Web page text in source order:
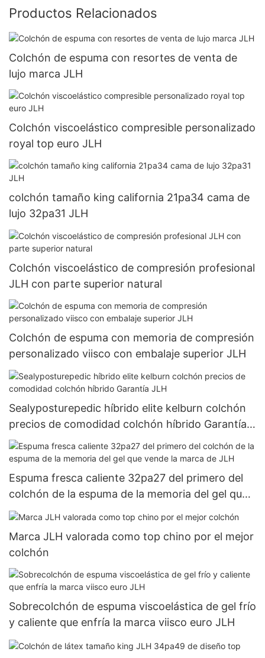
Productos Relacionados
Colchón de espuma con resortes de venta de
lujo marca JLH
Colchón viscoelástico compresible personalizado
royal top euro JLH
colchón tamaño king california 21pa34 cama de
lujo 32pa31 JLH
Colchón viscoelástico de compresión profesional
JLH con parte superior natural
Colchón de espuma con memoria de compresión
personalizado viisco con embalaje superior JLH
Sealyposturepedic híbrido elite kelburn colchón
precios de comodidad colchón híbrido Garantía
JLH
Espuma fresca caliente 32pa27 del primero del
colchón de la espuma de la memoria del gel que
vende la marca de JLH
Marca JLH valorada como top chino por el mejor
colchón
Sobrecolchón de espuma viscoelástica de gel frío
y caliente que enfría la marca viisco euro JLH